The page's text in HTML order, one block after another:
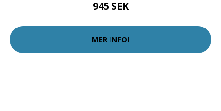
945 SEK
MER INFO!